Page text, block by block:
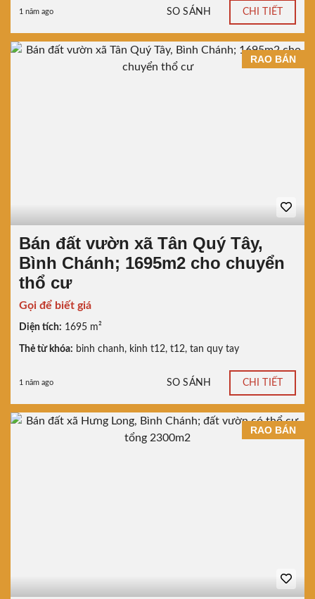
1 năm ago SO SÁNH CHI TIẾT
RAO BÁN
Bán đất vườn xã Tân Quý Tây,
Bình Chánh; 1695m2 cho chuyển
thổ cư
Gọi để biết giá
Diện tích: 1695 m²
Thẻ từ khóa: binh chanh, kinh t12, t12, tan quy tay
1 năm ago SO SÁNH CHI TIẾT
RAO BÁN